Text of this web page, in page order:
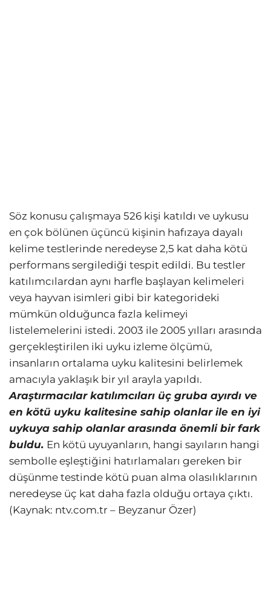
Söz konusu çalışmaya 526 kişi katıldı ve uykusu
en çok bölünen üçüncü kişinin hafızaya dayalı
kelime testlerinde neredeyse 2,5 kat daha kötü
performans sergilediği tespit edildi. Bu testler
katılımcılardan aynı harfle başlayan kelimeleri
veya hayvan isimleri gibi bir kategorideki
mümkün olduğunca fazla kelimeyi
listelemelerini istedi. 2003 ile 2005 yılları arasında
gerçekleştirilen iki uyku izleme ölçümü,
insanların ortalama uyku kalitesini belirlemek
amacıyla yaklaşık bir yıl arayla yapıldı.
Araştırmacılar katılımcıları üç gruba ayırdı ve
en kötü uyku kalitesine sahip olanlar ile en iyi
uykuya sahip olanlar arasında önemli bir fark
buldu. En kötü uyuyanların, hangi sayıların hangi
sembolle eşleştiğini hatırlamaları gereken bir
düşünme testinde kötü puan alma olasılıklarının
neredeyse üç kat daha fazla olduğu ortaya çıktı.
(Kaynak: ntv.com.tr – Beyzanur Özer)